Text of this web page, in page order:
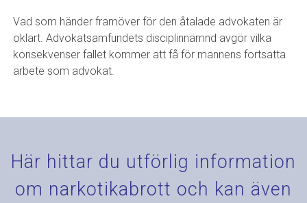
Vad som händer framöver för den åtalade advokaten är
oklart. Advokatsamfundets disciplinnämnd avgör vilka
konsekvenser fallet kommer att få för mannens fortsatta
arbete som advokat.
Här hittar du utförlig information
om narkotikabrott och kan även